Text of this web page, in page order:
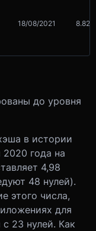
18/08/2021
до уровня
в истории
года на
4,98
48 нулей).
этого числа,
для
23 нулей. Как